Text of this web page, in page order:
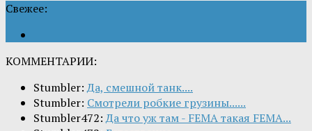
Свежее:
КОММЕНТАРИИ:
Stumbler:Да, смешной танк....
Stumbler: Смотрели робкие грузины......
Stumbler472:Да что уж там - FEMA такая FEMA...